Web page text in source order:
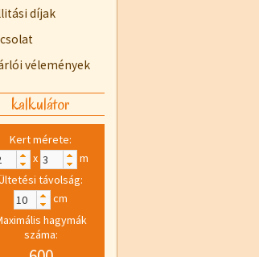
díjak
vélemények
kalkulátor
Kert mérete:
x
m
távolság:
cm
hagymák
száma: